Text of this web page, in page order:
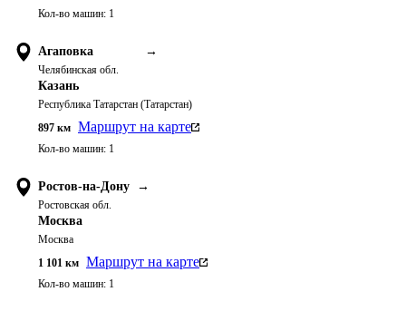
Кол-во машин: 1
Агаповка →
Челябинская обл.
Казань
Республика Татарстан (Татарстан)
897 км Маршрут на карте
Кол-во машин: 1
Ростов-на-Дону →
Ростовская обл.
Москва
Москва
1 101 км Маршрут на карте
Кол-во машин: 1